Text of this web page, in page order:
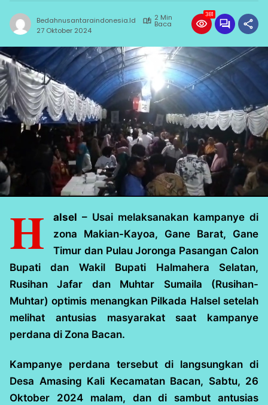
Bedahnusantaraindonesia.id 2 Min
Baca
27 Oktober 2024
381
H alsel – Usai melaksanakan kampanye di
zona Makian-Kayoa, Gane Barat, Gane
Timur dan Pulau Joronga Pasangan Calon
Bupati dan Wakil Bupati Halmahera Selatan,
Rusihan Jafar dan Muhtar Sumaila (Rusihan-
Muhtar) optimis menangkan Pilkada Halsel setelah
melihat antusias masyarakat saat kampanye
perdana di Zona Bacan.
Kampanye perdana tersebut di langsungkan di
Desa Amasing Kali Kecamatan Bacan, Sabtu, 26
Oktober 2024 malam, dan di sambut antusias